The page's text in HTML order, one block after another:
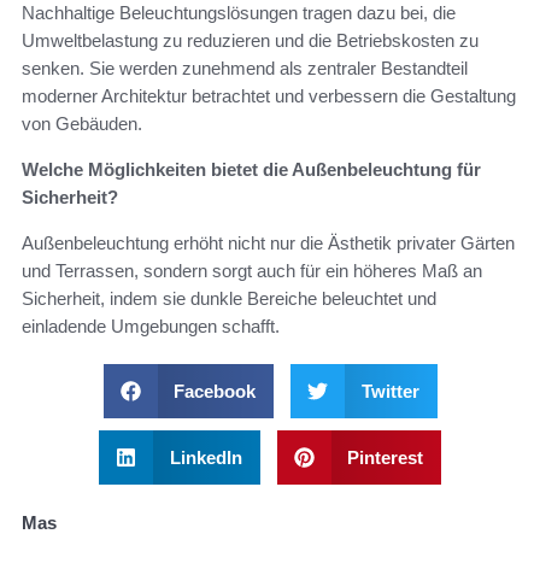
Nachhaltige Beleuchtungslösungen tragen dazu bei, die
Umweltbelastung zu reduzieren und die Betriebskosten zu
senken. Sie werden zunehmend als zentraler Bestandteil
moderner Architektur betrachtet und verbessern die Gestaltung
von Gebäuden.
Welche Möglichkeiten bietet die Außenbeleuchtung für
Sicherheit?
Außenbeleuchtung erhöht nicht nur die Ästhetik privater Gärten
und Terrassen, sondern sorgt auch für ein höheres Maß an
Sicherheit, indem sie dunkle Bereiche beleuchtet und
einladende Umgebungen schafft.
Facebook Twitter
LinkedIn Pinterest
Mas